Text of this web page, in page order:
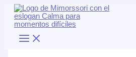
contenido